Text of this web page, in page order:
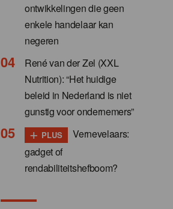
ontwikkelingen die geen
enkele handelaar kan
negeren
René van der Zel (XXL
Nutrition): “Het huidige
beleid in Nederland is niet
gunstig voor ondernemers”
+ PLUS
Vernevelaars:
gadget of
rendabiliteitshefboom?